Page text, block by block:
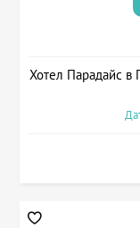
Хотел Парадайс в